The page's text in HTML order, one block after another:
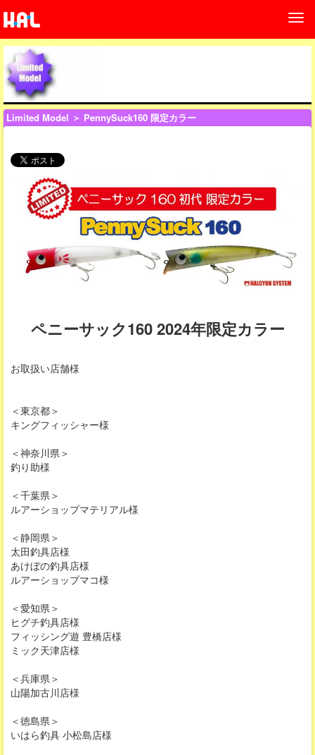
Limited Model ＞ PennySuck160 限定カラー
ペニーサック160 2024年限定カラー
お取扱い店舗様
＜東京都＞
キングフィッシャー様
＜神奈川県＞
釣り助様
＜千葉県＞
ルアーショップマテリアル様
＜静岡県＞
太田釣具店様
あけぼの釣具店様
ルアーショップマコ様
＜愛知県＞
ヒグチ釣具店様
フィッシング遊 豊橋店様
ミック天津店様
＜兵庫県＞
山陽加古川店様
＜徳島県＞
いはら釣具 小松島店様